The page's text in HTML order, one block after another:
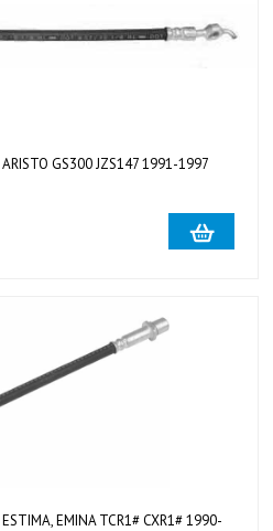
GS300 JZS147 1991-1997
EMINA TCR1# CXR1# 1990-